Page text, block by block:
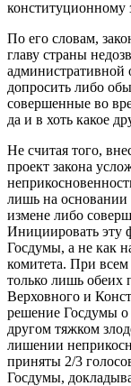
конституционному
По его словам,
главу страны
административной
допросить либо
совершенные во
да и в хоть какое
Не считая того,
проект закона
лишь на основании
измене либо
Инициировать эту
Госдумы, а не как
комитета. При всем
только лишь обеих
Верховного и
решение Госдумы
другом тяжком
лишении
приняты 2/3
Госдумы,